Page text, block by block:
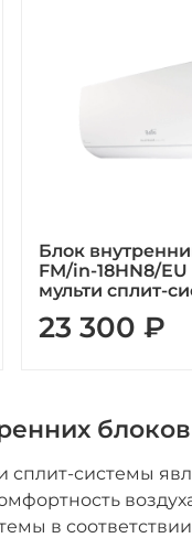
Блок
FM/in-18HN8/
мульти сплит-
23 300 ₽
сплит-системы
в